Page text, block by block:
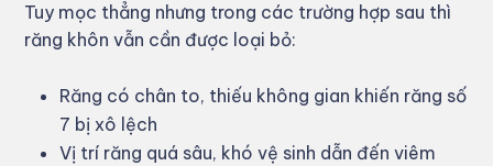
Tuy mọc thẳng nhưng trong các trường hợp sau thì
răng khôn vẫn cần được loại bỏ:
Răng có chân to, thiếu không gian khiến răng số
7 bị xô lệch
Vị trí răng quá sâu, khó vệ sinh dẫn đến viêm